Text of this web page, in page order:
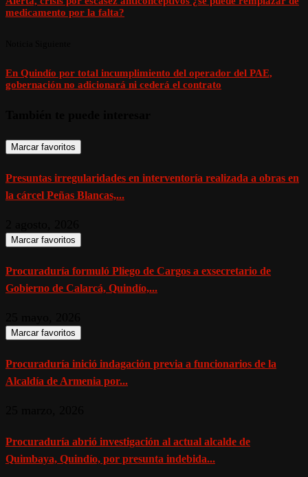
medicamento por la falta?
En Quindío por total incumplimiento del operador del PAE,
gobernación no adicionará ni cederá el contrato
Marcar favoritos
Presuntas irregularidades en interventoría realizada a obras en
la cárcel Peñas Blancas,...
Marcar favoritos
Procuraduría formuló Pliego de Cargos a exsecretario de
Gobierno de Calarcá, Quindío,...
Marcar favoritos
Procuraduría inició indagación previa a funcionarios de la
Alcaldía de Armenia por...
Procuraduría abrió investigación al actual alcalde de
Quimbaya, Quindío, por presunta indebida...